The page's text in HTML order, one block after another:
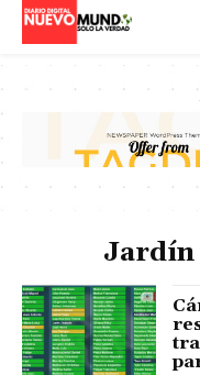
Jardín